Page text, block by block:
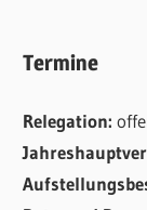
Termine
Relegation: